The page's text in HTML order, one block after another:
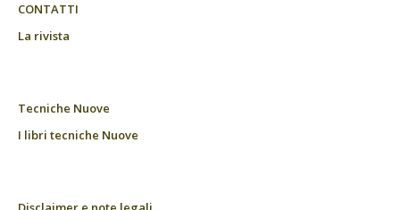
CONTATTI
La rivista
Tecniche Nuove
I libri tecniche Nuove